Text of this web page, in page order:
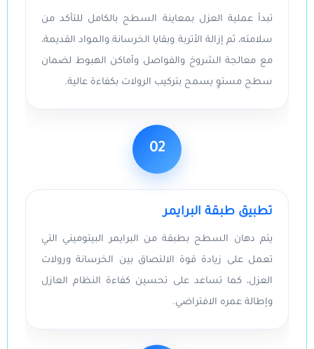
تبدأ عملية العزل بمعاينة السطح بالكامل للتأكد من
سلامته، ثم إزالة الأتربة وبقايا الخرسانة والمواد القديمة،
مع معالجة الشروخ والفواصل وأماكن الهبوط لضمان
سطح مستوٍ يسمح بتركيب الرولات بكفاءة عالية.
02
تطبيق طبقة البرايمر
يتم دهان السطح بطبقة من البرايمر البيتوميني التي
تعمل على زيادة قوة الالتصاق بين الخرسانة ورولات
العزل، كما تساعد على تحسين كفاءة النظام العازل
وإطالة عمره الافتراضي.